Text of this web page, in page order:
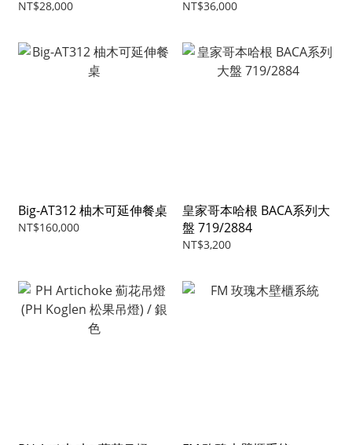
NT$28,000 NT$36,000
Big-AT312 柚木可延伸餐桌
NT$160,000
皇家哥本哈根 BACA系列大
盤 719/2884
NT$3,200